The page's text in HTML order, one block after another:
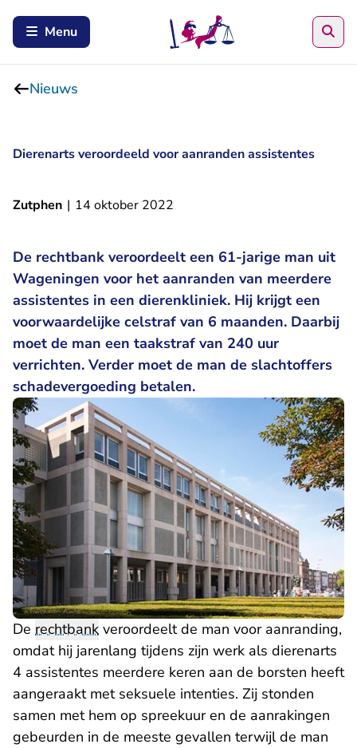
Menu
Nieuws
Dierenarts veroordeeld voor aanranden assistentes
Zutphen | 14 oktober 2022
De rechtbank veroordeelt een 61-jarige man uit
Wageningen voor het aanranden van meerdere
assistentes in een dierenkliniek. Hij krijgt een
voorwaardelijke celstraf van 6 maanden. Daarbij
moet de man een taakstraf van 240 uur
verrichten. Verder moet de man de slachtoffers
schadevergoeding betalen.
De rechtbank veroordeelt de man voor aanranding,
omdat hij jarenlang tijdens zijn werk als dierenarts
4 assistentes meerdere keren aan de borsten heeft
aangeraakt met seksuele intenties. Zij stonden
samen met hem op spreekuur en de aanrakingen
gebeurden in de meeste gevallen terwijl de man